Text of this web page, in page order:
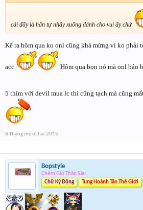
cái đấy là hăn tự nhãy xuống đánh cho vui ấy chứ
Kể ra hôm qua ko onl cũng khá mừng vì ko phải
acc Hôm qua bọn nó mà onl bảo
5 thím với devil mua lc thì cũng tạch mà cũng
8 Tháng mười hai 2015
Bopstyle
Chém Gió Thần Sầu
Chữ Ký Động
Tung Hoành Tân Thế Giới